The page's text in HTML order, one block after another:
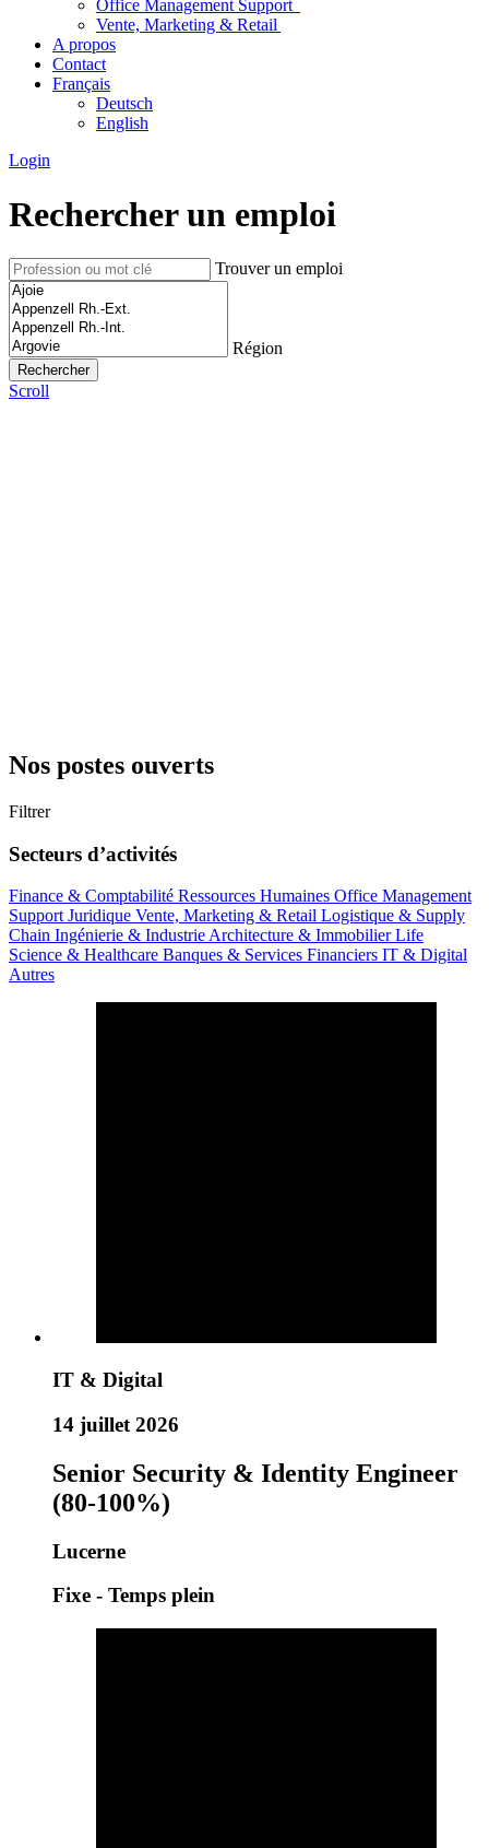
Office Management Support
Vente, Marketing & Retail
A propos
Contact
Français
Deutsch
English
Login
Rechercher un emploi
Trouver un emploi
Région
Scroll
Nos postes ouverts
Filtrer
Secteurs d’activités
Finance & Comptabilité Ressources Humaines Office Management
SupportJuridique Vente, Marketing & Retail Logistique & Supply
Chain Ingénierie & IndustrieArchitecture & ImmobilierLife
Science & Healthcare Banques & Services Financiers IT & Digital
Autres
IT & Digital
14 juillet 2026
Senior Security & Identity Engineer
(80-100%)
Lucerne
Fixe - Temps plein